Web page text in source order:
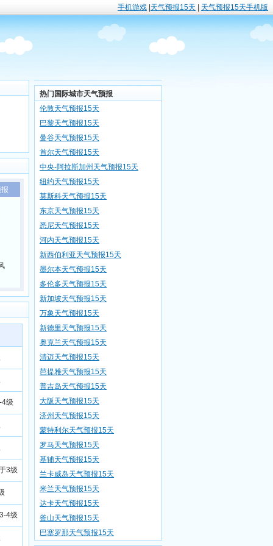
手机游戏 天气预报15天 天气预报15天手机版
级
3级
4级
热门国际城市天气预报
伦敦天气预报15天
巴黎天气预报15天
曼谷天气预报15天
首尔天气预报15天
中央-阿拉斯加州天气预报15天
纽约天气预报15天
莫斯科天气预报15天
东京天气预报15天
悉尼天气预报15天
河内天气预报15天
新西伯利亚天气预报15天
墨尔本天气预报15天
多伦多天气预报15天
新加坡天气预报15天
万象天气预报15天
新德里天气预报15天
奥克兰天气预报15天
清迈天气预报15天
芭提雅天气预报15天
普吉岛天气预报15天
大阪天气预报15天
济州天气预报15天
蒙特利尔天气预报15天
罗马天气预报15天
基辅天气预报15天
兰卡威岛天气预报15天
米兰天气预报15天
达卡天气预报15天
釜山天气预报15天
巴塞罗那天气预报15天